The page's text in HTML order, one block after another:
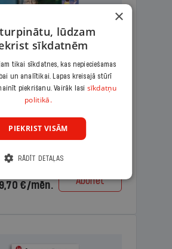
IR + LASIS
– aizraujošs
bērniem un analītiska
€/mēn. Abonēt
×
lūdzam
sīkdatnēm
tikai sīkdatnes, kas nepieciešamas
un analītikai. Lapas kreisajā stūrī
piekrišanu. Vairāk lasi sīkdatņu
politikā.
PIEKRIST VISĀM
RĀDĪT DETAĻAS